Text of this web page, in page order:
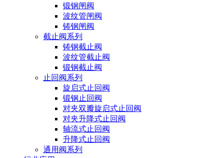
锻钢闸阀
波纹管闸阀
铸钢闸阀
截止阀系列
铸钢截止阀
波纹管截止阀
锻钢截止阀
止回阀系列
旋启式止回阀
锻钢止回阀
对夹双瓣旋启式止回阀
对夹升降式止回阀
轴流式止回阀
升降式止回阀
通用阀系列